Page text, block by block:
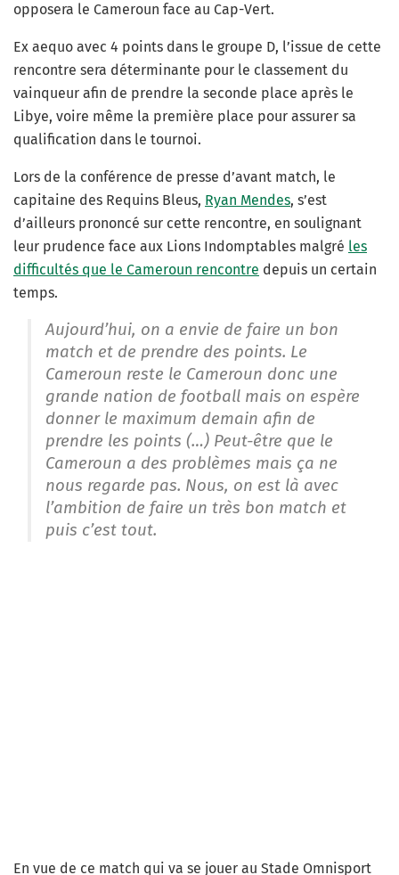
opposera le Cameroun face au Cap-Vert.
Ex aequo avec 4 points dans le groupe D, l’issue de cette
rencontre sera déterminante pour le classement du
vainqueur afin de prendre la seconde place après le
Libye, voire même la première place pour assurer sa
qualification dans le tournoi.
Lors de la conférence de presse d’avant match, le
capitaine des Requins Bleus, Ryan Mendes, s’est
d’ailleurs prononcé sur cette rencontre, en soulignant
leur prudence face aux Lions Indomptables malgré les
difficultés que le Cameroun rencontre depuis un certain
temps.
Aujourd’hui, on a envie de faire un bon
match et de prendre des points. Le
Cameroun reste le Cameroun donc une
grande nation de football mais on espère
donner le maximum demain afin de
prendre les points (…) Peut-être que le
Cameroun a des problèmes mais ça ne
nous regarde pas. Nous, on est là avec
l’ambition de faire un très bon match et
puis c’est tout.
En vue de ce match qui va se jouer au Stade Omnisport